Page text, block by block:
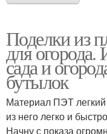
Поделки из
для огорода.
сада и
бутылок
Материал ПЭТ
из него легко и
Начну с показа